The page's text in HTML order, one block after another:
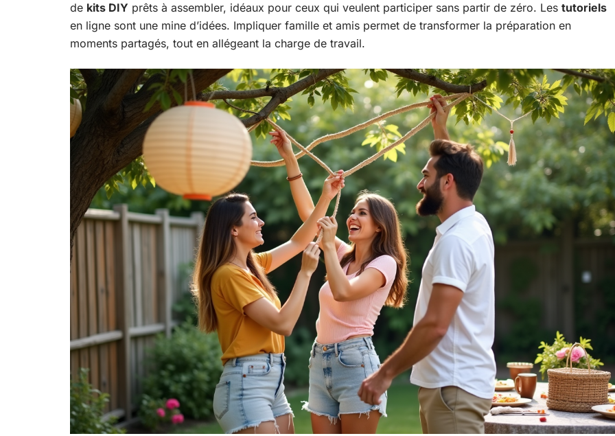
de kits DIY prêts à assembler, idéaux pour ceux qui veulent participer sans partir de zéro. Les tutoriels
en ligne sont une mine d’idées. Impliquer famille et amis permet de transformer la préparation en
moments partagés, tout en allégeant la charge de travail.